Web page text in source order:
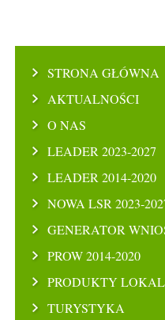
STRONA GŁÓWNA
AKTUALNOŚCI
O NAS
LEADER 2023-2027
LEADER 2014-2020
NOWA LSR 2023-
GENERATOR
PROW 2014-2020
PRODUKTY
TURYSTYKA